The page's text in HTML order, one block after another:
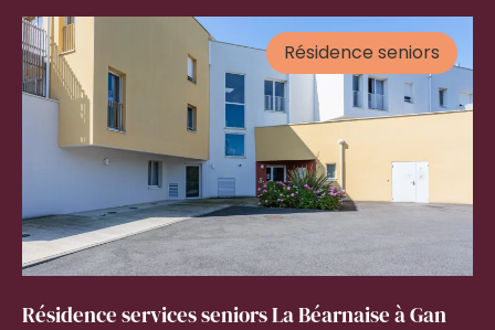
Résidence seniors
Résidence services seniors La Béarnaise à Gan